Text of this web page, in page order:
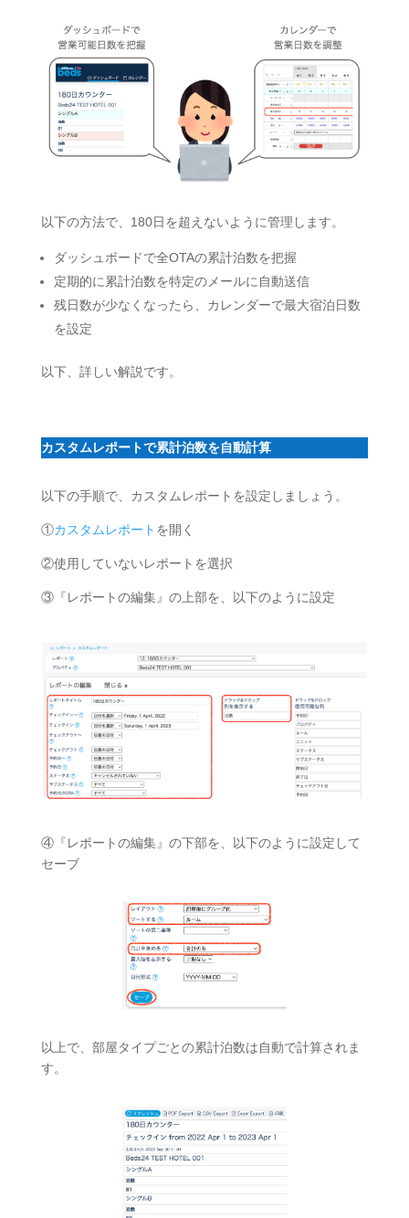
以下の方法で、180日を超えないように管理します。
ダッシュボードで全OTAの累計泊数を把握
定期的に累計泊数を特定のメールに自動送信
残日数が少なくなったら、カレンダーで最大宿泊日数
を設定
以下、詳しい解説です。
カスタムレポートで累計泊数を自動計算
以下の手順で、カスタムレポートを設定しましょう。
①カスタムレポート を開く
②使用していないレポートを選択
③『レポートの編集』の上部を、以下のように設定
④『レポートの編集』の下部を、以下のように設定して
セーブ
以上で、部屋タイプごとの累計泊数は自動で計算されま
す。